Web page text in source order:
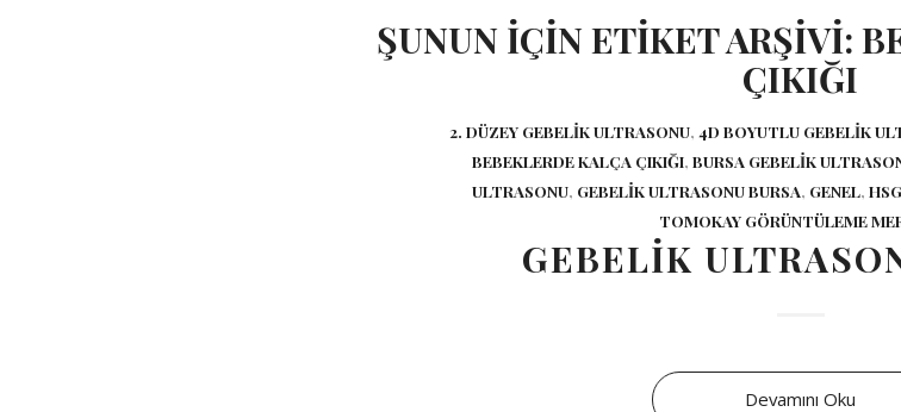
ŞUNUN IÇIN ETIKET ARŞIVI:
ÇIKIĞI
2. DÜZEY GEBELIK ULTRASONU, 4D BOYUTLU GEBELIK
BEBEKLERDE KALÇA ÇIKIĞI, BURSA GEBELIK
ULTRASONU, GEBELIK ULTRASONU BURSA, GENEL,
TOMOKAY GÖRÜNTÜLEME
GEBELIK
Devamını Oku